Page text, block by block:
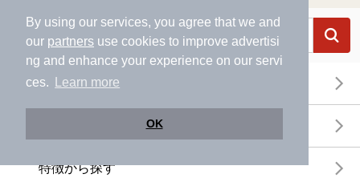
By using our services, you agree that we and
our partners use cookies to improve advertisi
ng and enhance your experience on our servi
ces.
Learn more
OK
エリアから探す
特徴から探す